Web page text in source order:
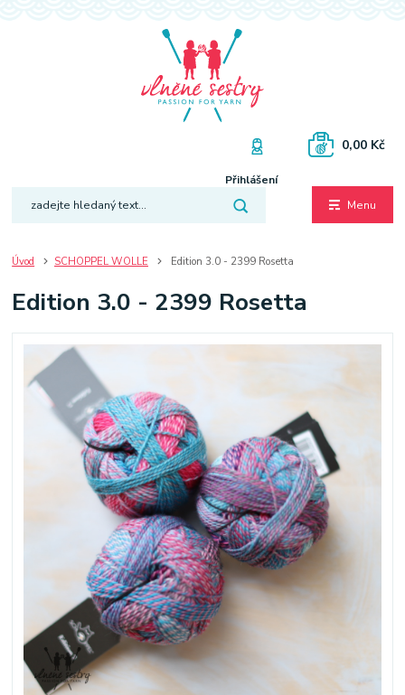
Menu
Přihlášení
0,00 Kč
Úvod SCHOPPEL WOLLE Edition 3.0 - 2399 Rosetta
Edition 3.0 - 2399 Rosetta